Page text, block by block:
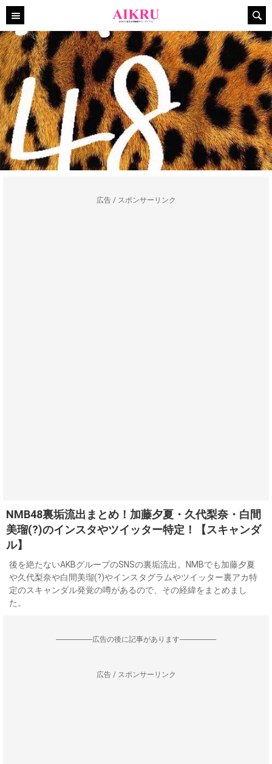
広告 / スポンサーリンク
NMB48裏垢流出まとめ！加藤夕夏・久代梨奈・白間
美瑠(?)のインスタやツイッター特定！【スキャンダ
ル】
後を絶たないAKBグループのSNSの裏垢流出。NMBでも加藤夕夏
や久代梨奈や白間美瑠(?)やインスタグラムやツイッター裏アカ特
定のスキャンダル発覚の噂があるので、その経緯をまとめまし
た。
--------------------広告の後に記事があります--------------------
広告 / スポンサーリンク